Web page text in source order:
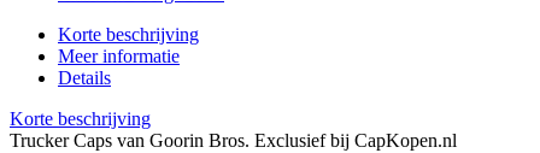
Korte beschrijving
Meer informatie
Details
Korte beschrijving
Trucker Caps van Goorin Bros. Exclusief bij CapKopen.nl